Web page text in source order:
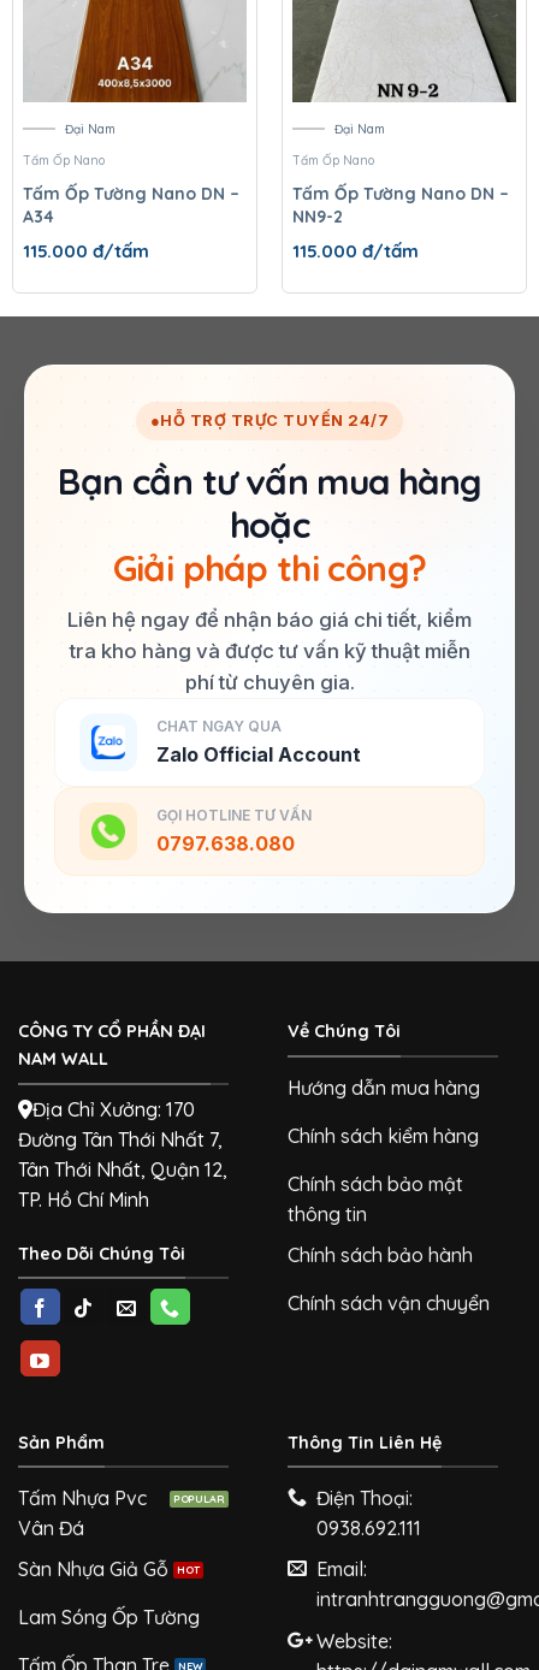
Đại Nam
Tấm Ốp Nano
Tấm Ốp Tường Nano DN –
A34
115.000 đ/tấm
Đại Nam
Tấm Ốp Nano
Tấm Ốp Tường Nano DN –
NN9-2
115.000 đ/tấm
●HỖ TRỢ TRỰC TUYẾN 24/7
Bạn cần tư vấn mua hàng
hoặc
Giải pháp thi công?
Liên hệ ngay để nhận báo giá chi tiết, kiểm
tra kho hàng và được tư vấn kỹ thuật miễn
phí từ chuyên gia.
CHAT NGAY QUA
Zalo Official Account
GỌI HOTLINE TƯ VẤN
0797.638.080
CÔNG TY CỔ PHẦN ĐẠI
NAM WALL
Địa Chỉ Xưởng: 170
Đường Tân Thới Nhất 7,
Tân Thới Nhất, Quận 12,
TP. Hồ Chí Minh
Theo Dõi Chúng Tôi
Về Chúng Tôi
Hướng dẫn mua hàng
Chính sách kiểm hàng
Chính sách bảo mật
thông tin
Chính sách bảo hành
Chính sách vận chuyển
Sản Phẩm
Tấm Nhựa Pvc
Vân Đá
Sàn Nhựa Giả Gỗ
Lam Sóng Ốp Tường
Thông Tin Liên Hệ
Điện Thoại:
0938.692.111
Email:
Website: